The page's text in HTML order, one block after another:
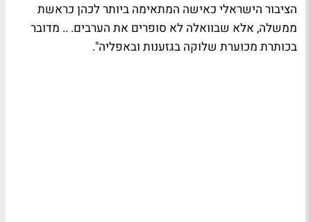
הציבור הישראלי כאישה המתאימה ביותר לכהן כראשת
ממשלה, אלא שבוואלה לא סופרים את הערבים. .. מדובר
בכותרת מכוערת שלוקה בגזענות ובאפליה".